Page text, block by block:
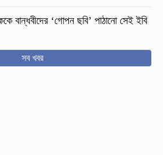
বান্ধবীদের ‘গোপন ছবি’ পাঠানো সেই ইবি
সব খবর